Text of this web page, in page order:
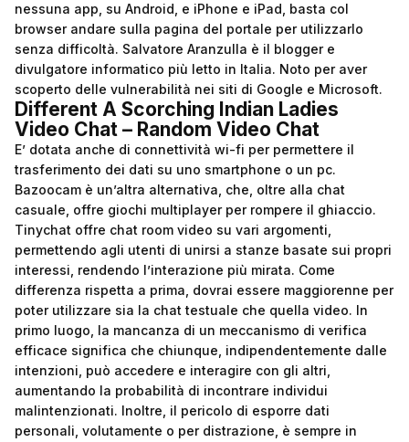
nessuna app, su Android, e iPhone e iPad, basta col
browser andare sulla pagina del portale per utilizzarlo
senza difficoltà. Salvatore Aranzulla è il blogger e
divulgatore informatico più letto in Italia. Noto per aver
scoperto delle vulnerabilità nei siti di Google e Microsoft.
Different A Scorching Indian Ladies
Video Chat – Random Video Chat
E’ dotata anche di connettività wi-fi per permettere il
trasferimento dei dati su uno smartphone o un pc.
Bazoocam è un’altra alternativa, che, oltre alla chat
casuale, offre giochi multiplayer per rompere il ghiaccio.
Tinychat offre chat room video su vari argomenti,
permettendo agli utenti di unirsi a stanze basate sui propri
interessi, rendendo l’interazione più mirata. Come
differenza rispetta a prima, dovrai essere maggiorenne per
poter utilizzare sia la chat testuale che quella video. In
primo luogo, la mancanza di un meccanismo di verifica
efficace significa che chiunque, indipendentemente dalle
intenzioni, può accedere e interagire con gli altri,
aumentando la probabilità di incontrare individui
malintenzionati. Inoltre, il pericolo di esporre dati
personali, volutamente o per distrazione, è sempre in